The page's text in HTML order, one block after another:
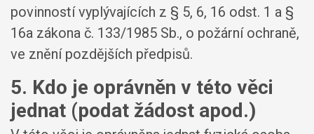
povinností vyplývajících z § 5, 6, 16 odst. 1 a §
16a zákona č. 133/1985 Sb., o požární ochraně,
ve znění pozdějších předpisů.
5. Kdo je oprávněn v této věci
jednat (podat žádost apod.)